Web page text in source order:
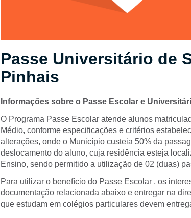
Passe Universitário de
Pinhais
Informações sobre o Passe Escolar e
O Programa Passe Escolar atende alunos
Médio, conforme especificações e critérios
alterações, onde o Município custeia 50% da
deslocamento do aluno, cuja residência esteja
Ensino, sendo permitido a utilização de 02 (duas)
Para utilizar o benefício do Passe Escolar , os
documentação relacionada abaixo e entregar na
que estudam em colégios particulares devem